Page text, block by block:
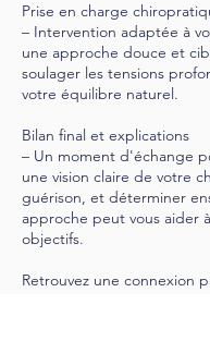
Prise en charge
– Intervention adaptée à
une approche douce et
soulager les tensions
votre équilibre naturel.
Bilan final et explications
– Un moment d'échange
une vision claire de votre
guérison, et déterminer
approche peut vous aider
objectifs.
Retrouvez une connexion